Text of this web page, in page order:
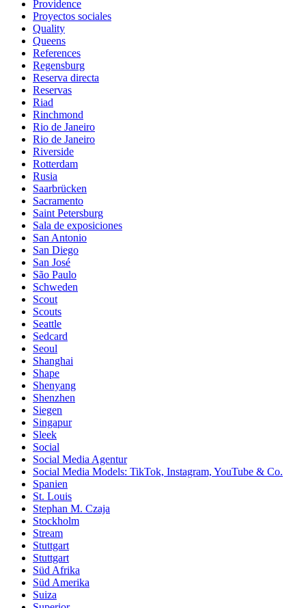
Providence
Proyectos sociales
Quality
Queens
References
Regensburg
Reserva directa
Reservas
Riad
Rinchmond
Rio de Janeiro
Rio de Janeiro
Riverside
Rotterdam
Rusia
Saarbrücken
Sacramento
Saint Petersburg
Sala de exposiciones
San Antonio
San Diego
San José
São Paulo
Schweden
Scout
Scouts
Seattle
Sedcard
Seoul
Shanghai
Shape
Shenyang
Shenzhen
Siegen
Singapur
Sleek
Social
Social Media Agentur
Social Media Models: TikTok, Instagram, YouTube & Co.
Spanien
St. Louis
Stephan M. Czaja
Stockholm
Stream
Stuttgart
Stuttgart
Süd Afrika
Süd Amerika
Suiza